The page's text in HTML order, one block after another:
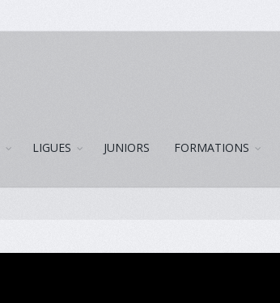
LIGUES JUNIORS FORMATIONS